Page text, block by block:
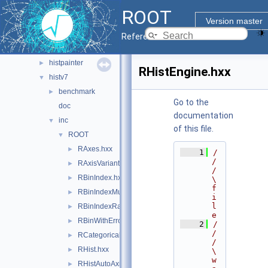
ROOT
Version master
Reference Guide
▼ hist
doc
► hbook
► hist
► histpainter
▼ histv7
►
benchmark
doc
▼ inc
▼ ROOT
► RAxes.hxx
► RAxisVariant.hxx
► RBinIndex.hxx
► RBinIndexMultiDimRange.hxx
► RBinIndexRange.hxx
► RBinWithError.hxx
► RCategoricalAxis.hxx
► RHist.hxx
► RHistAutoAxisFiller.hxx
RHistEngine.hxx
Go to the
documentation
of this file.
    1
/
/
/
\
f
i
l
e
    2
/
/
/
\
w